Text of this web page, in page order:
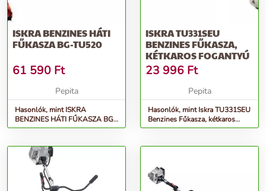
ISKRA BENZINES HÁTI
FŰKASZA BG-TU520
61 590 Ft
Pepita
Hasonlók, mint ISKRA
BENZINES HÁTI FŰKASZA BG-
TU520
ISKRA TU331SEU
BENZINES FŰKASZA,
KÉTKAROS FOGANTYÚ
23 996 Ft
Pepita
Hasonlók, mint Iskra TU331SEU
Benzines Fűkasza, kétkaros
fogantyú